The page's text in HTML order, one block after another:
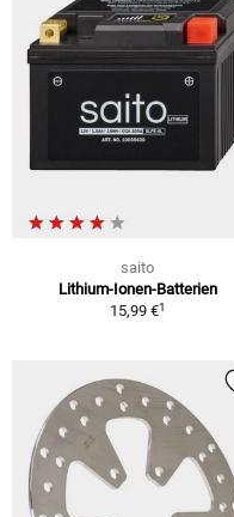
saito
Lithium-Ionen-Batterien
15,99 €1